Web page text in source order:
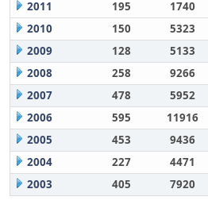
2011
195 1740
2010
150 5323
2009
128 5133
2008
258 9266
2007
478 5952
2006
595 11916
2005
453 9436
2004
227 4471
2003
405 7920